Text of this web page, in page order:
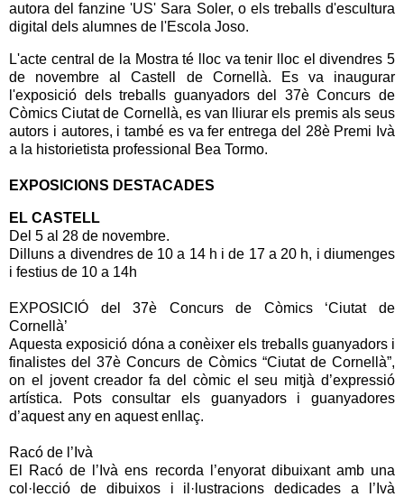
autora del fanzine 'US' Sara Soler, o els treballs d'escultura
digital dels alumnes de l'Escola Joso.
L'acte central de la Mostra té lloc va tenir lloc el divendres 5
de novembre al Castell de Cornellà. Es va inaugurar
l'exposició dels treballs guanyadors del 37è Concurs de
Còmics Ciutat de Cornellà, es van lliurar els premis als seus
autors i autores, i també es va fer entrega del 28è Premi Ivà
a la historietista professional Bea Tormo.
EXPOSICIONS DESTACADES
EL CASTELL
Del 5 al 28 de novembre.
Dilluns a divendres de 10 a 14 h i de 17 a 20 h, i diumenges
i festius de 10 a 14h
EXPOSICIÓ del 37è Concurs de Còmics ‘Ciutat de
Cornellà’
Aquesta exposició dóna a conèixer els treballs guanyadors i
finalistes del 37è Concurs de Còmics “Ciutat de Cornellà”,
on el jovent creador fa del còmic el seu mitjà d’expressió
artística. Pots consultar els guanyadors i guanyadores
d’aquest any en aquest enllaç.
Racó de l’Ivà
El Racó de l’Ivà ens recorda l’enyorat dibuixant amb una
col·lecció de dibuixos i il·lustracions dedicades a l’Ivà